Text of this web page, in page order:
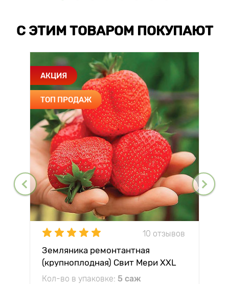
С ЭТИМ ТОВАРОМ ПОКУПАЮТ
АКЦИЯ
ТОП ПРОДАЖ
10 отзывов
Земляника ремонтантная
(крупноплодная) Свит Мери XXL
Кол-во в упаковке: 5 саж